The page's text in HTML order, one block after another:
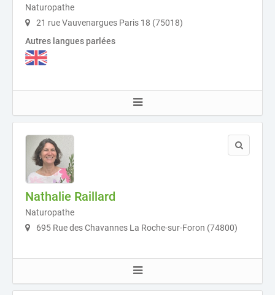
Naturopathe
21 rue Vauvenargues Paris 18 (75018)
Autres langues parlées
Nathalie Raillard
Naturopathe
695 Rue des Chavannes La Roche-sur-Foron (74800)